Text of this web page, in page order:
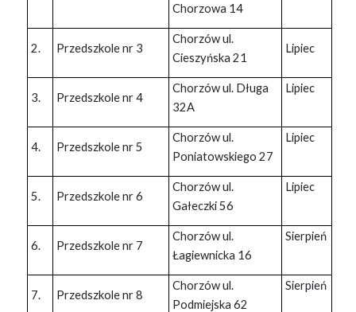
Chorzowa 14
2. Przedszkole nr 3
Chorzów ul.
Cieszyńska 21
Lipiec
3. Przedszkole nr 4
Chorzów ul. Długa
32A
Lipiec
4. Przedszkole nr 5
Chorzów ul.
Poniatowskiego 27
Lipiec
5. Przedszkole nr 6
Chorzów ul.
Gałeczki 56
Lipiec
6. Przedszkole nr 7
Chorzów ul.
Łagiewnicka 16
Sierpień
7. Przedszkole nr 8
Chorzów ul.
Podmiejska 62
Sierpień